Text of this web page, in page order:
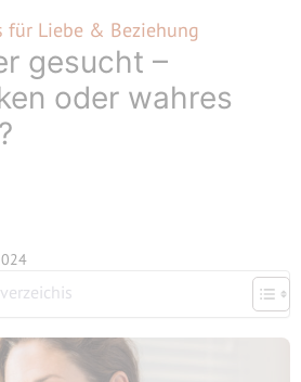
für Liebe & Beziehung
gesucht –
oder wahres